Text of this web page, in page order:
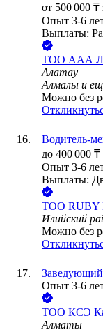
от 500 000 ₸
Опыт 3-6
Выплаты:
ТОО ААА
Алатау
Алмалы и
Можно без
Водитель-
до 400 000 ₸
Опыт 3-6
Выплаты:
ТОО RUBY
Илийский
Можно без
Опыт 3-6
ТОО КСЭ
Алматы